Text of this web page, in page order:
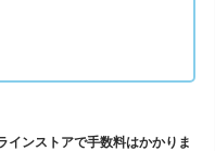
インストアで手数料はかかりま